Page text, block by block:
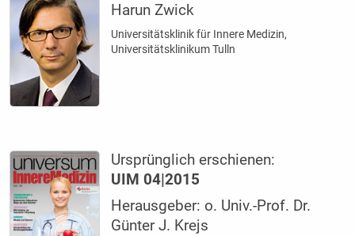
Harun Zwick
Universitätsklinik für Innere Medizin,
Universitätsklinikum Tulln
Ursprünglich erschienen:
UIM 04|2015
Herausgeber: o. Univ.-Prof. Dr.
Günter J. Krejs